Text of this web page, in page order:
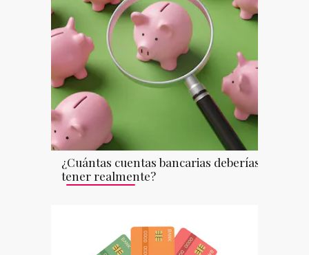
¿Cuántas cuentas bancarias deberías
tener realmente?